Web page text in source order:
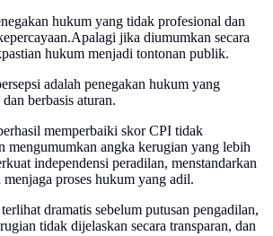
hukum yang tidak profesional dan
jika diumumkan secara
hukum menjadi tontonan publik.
adalah penegakan hukum yang
berbasis aturan.
memperbaiki skor CPI tidak
mengumumkan angka kerugian yang lebih
independensi peradilan, menstandarkan
proses hukum yang adil.
dramatis sebelum putusan pengadilan,
tidak dijelaskan secara transparan, dan